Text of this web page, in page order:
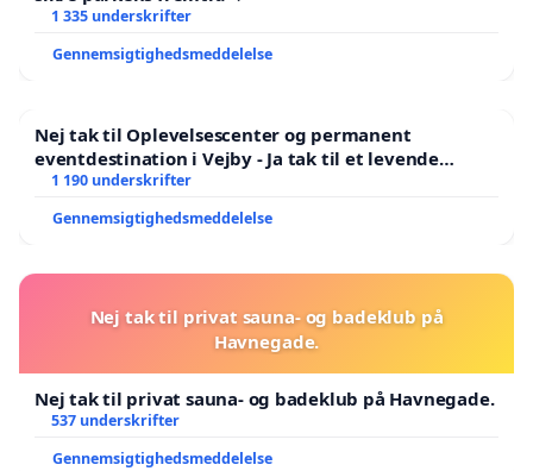
1 335 underskrifter
Gennemsigtighedsmeddelelse
Nej tak til Oplevelsescenter og permanent
eventdestination i Vejby - Ja tak til et levende
lokalområde i balance
1 190 underskrifter
Gennemsigtighedsmeddelelse
Nej tak til privat sauna- og badeklub på
Havnegade.
Nej tak til privat sauna- og badeklub på Havnegade.
537 underskrifter
Gennemsigtighedsmeddelelse